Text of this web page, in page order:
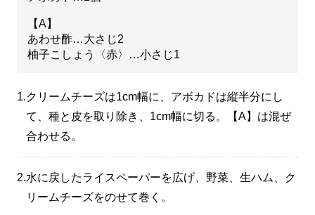
【A】
あわせ酢…大さじ2
柚子こしょう〈赤〉…小さじ1
1.クリームチーズは1cm幅に、アボカドは縦半分にし
て、種と皮を取り除き、1cm幅に切る。【A】は混ぜ
合わせる。
2.水に戻したライスペーパーを広げ、野菜、生ハム、ク
リームチーズをのせて巻く。